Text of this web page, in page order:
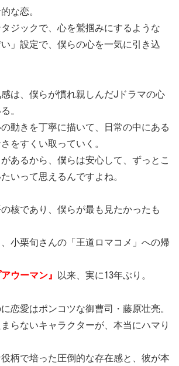
な恋。
ジックで、心を鷲掴みにするような
い」設定で、僕らの心を一気に引き込
は、僕らが慣れ親しんだJドラマの心
。
動きを丁寧に描いて、日常の中にある
をすくい取っていく。
あるから、僕らは安心して、ずっとこ
いって思えるんですよね。
核であり、僕らが最も見たかったも
小栗旬さんの「王道ロマコメ」への帰
ウーマン』
以来、実に13年ぶり。
恋愛はポンコツな御曹司・藤原壮亮。
らないキャラクターが、本当にハマり
柄で培った圧倒的な存在感と、彼が本